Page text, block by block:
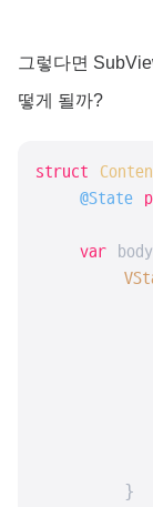
그렇다면
떻게 될까?
struct
@State
var
        }